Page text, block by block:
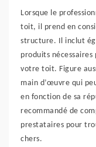
Lorsque le
toit, il prend en
structure. Il inclut
produits
votre toit. Figure
main d’œuvre qui
en fonction de sa
recommandé de
prestataires pour
chers.